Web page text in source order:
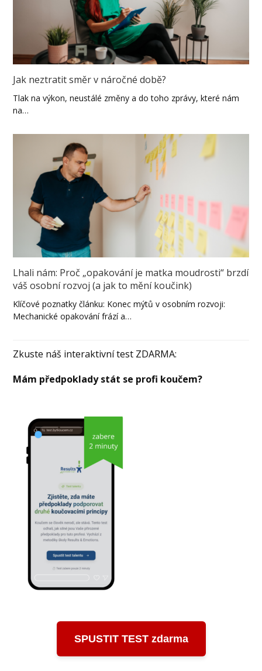
Jak neztratit směr v náročné době?
Tlak na výkon, neustálé změny a do toho zprávy, které nám
na…
Lhali nám: Proč „opakování je matka moudrosti“ brzdí
váš osobní rozvoj (a jak to mění koučink)
Klíčové poznatky článku: Konec mýtů v osobním rozvoji:
Mechanické opakování frází a…
Zkuste náš interaktivní test ZDARMA:
Mám předpoklady stát se profi koučem?
SPUSTIT TEST zdarma